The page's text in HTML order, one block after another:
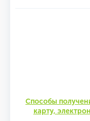
Способы
карту,